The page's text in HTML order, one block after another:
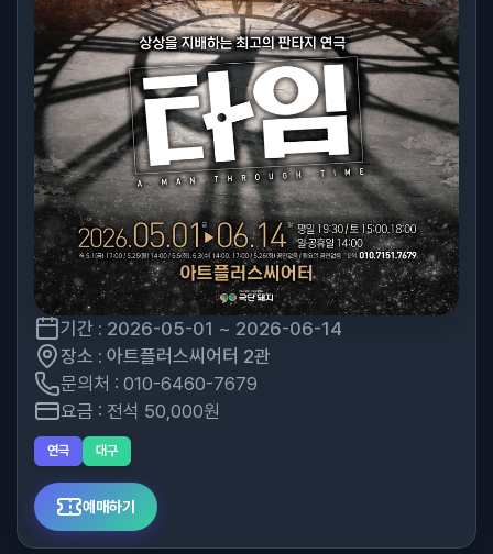
기간 : 2026-05-01 ~ 2026-06-14
장소 : 아트플러스씨어터 2관
문의처 : 010-6460-7679
요금 : 전석 50,000원
연극 대구
예매하기